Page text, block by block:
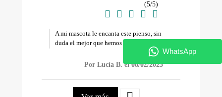
(5/5)
    
A mi mascota le encanta este pienso, sin
duda el mejor que hemos probado!
Por Lucía B. el 08/02/2025